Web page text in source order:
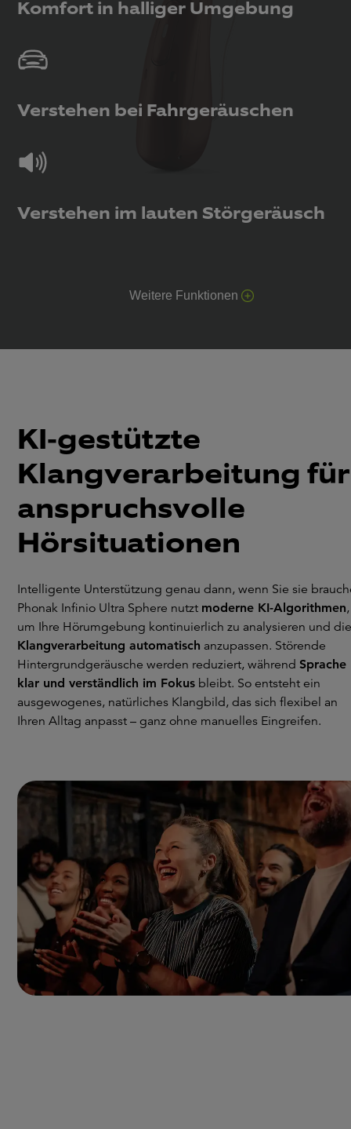
Komfort in halliger Umgebung
Verstehen bei Fahrgeräuschen
Verstehen im lauten Störgeräusch
Weitere Funktionen
KI-gestützte
Klangverarbeitung für
anspruchsvolle
Hörsituationen
Intelligente Unterstützung genau dann, wenn Sie sie
Phonak Infinio Ultra Sphere nutzt moderne KI-Algorithmen,
um Ihre Hörumgebung kontinuierlich zu analysieren und die
Klangverarbeitung automatisch anzupassen. Störende
Hintergrundgeräusche werden reduziert, während Sprache
klar und verständlich im Fokus bleibt. So entsteht ein
ausgewogenes, natürliches Klangbild, das sich flexibel an
Ihren Alltag anpasst – ganz ohne manuelles Eingreifen.